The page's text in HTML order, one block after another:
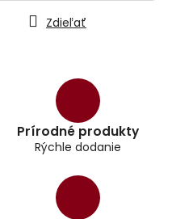
Prírodné produkty
Rýchle dodanie
Zdieľať